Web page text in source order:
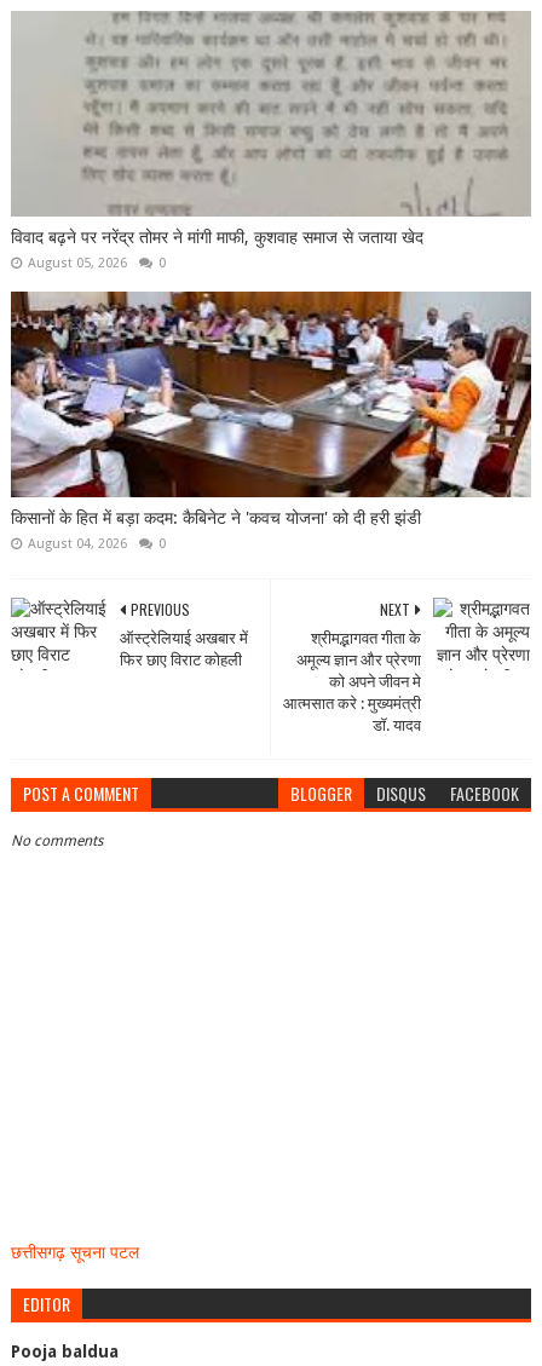
विवाद बढ़ने पर नरेंद्र तोमर ने मांगी माफी, कुशवाह समाज से जताया खेद
August 05, 2026 0
किसानों के हित में बड़ा कदम: कैबिनेट ने 'कवच योजना' को दी हरी झंडी
August 04, 2026 0
NEXT
श्रीमद्भागवत गीता के
अमूल्य ज्ञान और प्रेरणा
को अपने जीवन मे
आत्मसात करे : मुख्यमंत्री
डॉ. यादव
PREVIOUS
ऑस्ट्रेलियाई अखबार में
फिर छाए विराट कोहली
POST A COMMENT BLOGGER DISQUS FACEBOOK
No comments
छत्तीसगढ़ सूचना पटल
EDITOR
Pooja baldua